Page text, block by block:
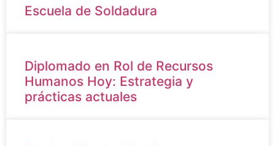
Escuela de Soldadura
Diplomado en Rol de Recursos
Humanos Hoy: Estrategia y
prácticas actuales